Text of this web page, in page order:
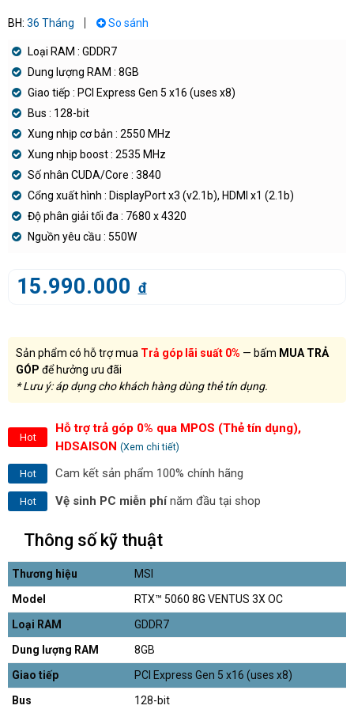
BH: 36 Tháng So sánh
Loại RAM : GDDR7
Dung lượng RAM : 8GB
Giao tiếp : PCI Express Gen 5 x16 (uses x8)
Bus : 128-bit
Xung nhịp cơ bản : 2550 MHz
Xung nhịp boost : 2535 MHz
Số nhân CUDA/Core : 3840
Cổng xuất hình : DisplayPort x3 (v2.1b), HDMI x1 (2.1b)
Độ phân giải tối đa : 7680 x 4320
Nguồn yêu cầu : 550W
15.990.000 đ
Sản phẩm có hỗ trợ mua Trả góp lãi suất 0% — bấm MUA TRẢ
GÓP để hưởng ưu đãi
* Lưu ý: áp dụng cho khách hàng dùng thẻ tín dụng.
Hot
Hỗ trợ trả góp 0% qua MPOS (Thẻ tín dụng),
HDSAISON (Xem chi tiết)
Hot Cam kết sản phẩm 100% chính hãng
Hot Vệ sinh PC miễn phínăm đầu tại shop
Thông số kỹ thuật
Thương hiệu
MSI
Model
RTX™ 5060 8G VENTUS 3X OC
Loại RAM
GDDR7
Dung lượng RAM
8GB
Giao tiếp
PCI Express Gen 5 x16 (uses x8)
Bus
128-bit